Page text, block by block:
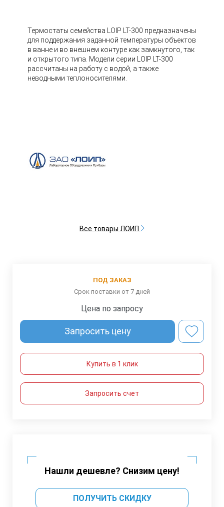
Термостаты семейства LOIP LT-300 предназначены
для поддержания заданной температуры объектов
в ванне и во внешнем контуре как замкнутого, так
и открытого типа. Модели серии LOIP LT-300
рассчитаны на работу с водой, а также
неводными теплоносителями.
Все товары ЛОИП
ПОД ЗАКАЗ
Срок поставки от 7 дней
Цена по запросу
Запросить цену
Купить в 1 клик
Запросить счет
Нашли дешевле? Снизим цену!
ПОЛУЧИТЬ СКИДКУ